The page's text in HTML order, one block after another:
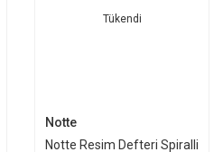
Tükendi
Notte
Notte Resim Defteri Spiralli